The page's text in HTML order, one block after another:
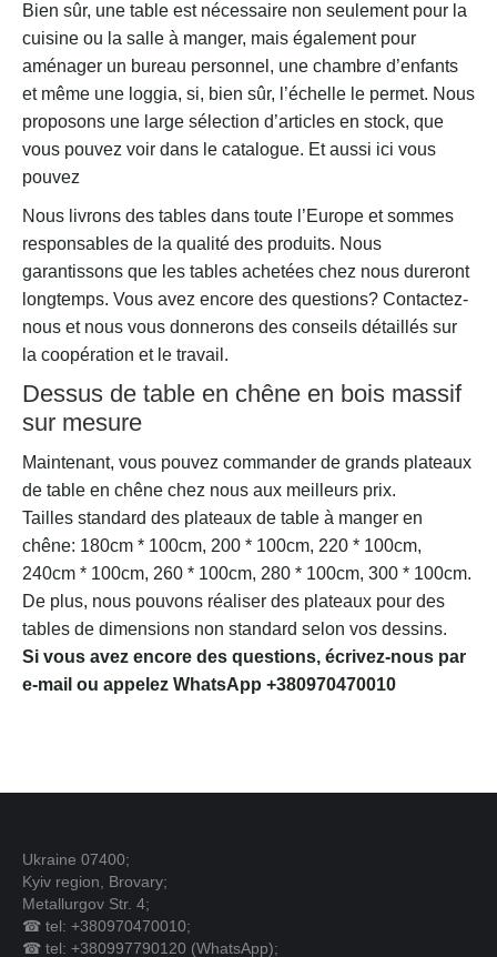
Bien sûr, une table est nécessaire non seulement pour la
cuisine ou la salle à manger, mais également pour
aménager un bureau personnel, une chambre d’enfants
et même une loggia, si, bien sûr, l’échelle le permet. Nous
proposons une large sélection d’articles en stock, que
vous pouvez voir dans le catalogue. Et aussi ici vous
pouvez
Nous livrons des tables dans toute l’Europe et sommes
responsables de la qualité des produits. Nous
garantissons que les tables achetées chez nous dureront
longtemps. Vous avez encore des questions? Contactez-
nous et nous vous donnerons des conseils détaillés sur
la coopération et le travail.
Dessus de table en chêne en bois massif
sur mesure
Maintenant, vous pouvez commander de grands plateaux
de table en chêne chez nous aux meilleurs prix.
Tailles standard des plateaux de table à manger en
chêne: 180cm * 100cm, 200 * 100cm, 220 * 100cm,
240cm * 100cm, 260 * 100cm, 280 * 100cm, 300 * 100cm.
De plus, nous pouvons réaliser des plateaux pour des
tables de dimensions non standard selon vos dessins.
Si vous avez encore des questions, écrivez-nous par
e-mail ou appelez WhatsApp +380970470010
Ukraine 07400;
Kyiv region, Brovary;
Metallurgov Str. 4;
☎ tel: +380970470010;
☎ tel: +380997790120 (WhatsApp);